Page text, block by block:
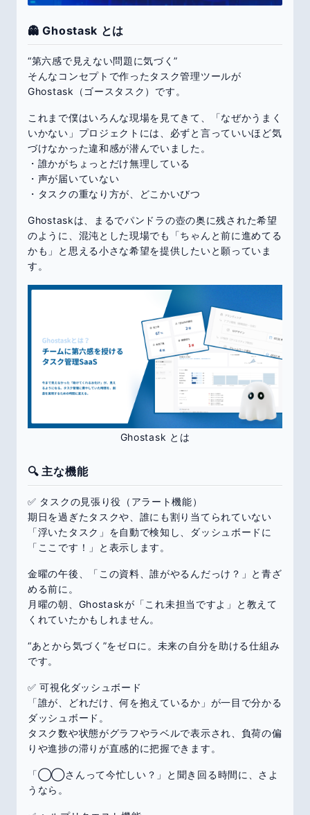
👻 Ghostask とは
“第六感で見えない問題に気づく”
そんなコンセプトで作ったタスク管理ツールが
Ghostask（ゴースタスク）です。
これまで僕はいろんな現場を見てきて、「なぜかうまく
いかない」プロジェクトには、必ずと言っていいほど気
づけなかった違和感が潜んでいました。
・誰かがちょっとだけ無理している
・声が届いていない
・タスクの重なり方が、どこかいびつ
Ghostaskは、まるでパンドラの壺の奥に残された希望
のように、混沌とした現場でも「ちゃんと前に進めてる
かも」と思える小さな希望を提供したいと願っていま
す。
Ghostask とは
🔍 主な機能
✅ タスクの見張り役（アラート機能）
期日を過ぎたタスクや、誰にも割り当てられていない
「浮いたタスク」を自動で検知し、ダッシュボードに
「ここです！」と表示します。
金曜の午後、「この資料、誰がやるんだっけ？」と青ざ
める前に。
月曜の朝、Ghostaskが「これ未担当ですよ」と教えて
くれていたかもしれません。
“あとから気づく”をゼロに。未来の自分を助ける仕組み
です。
✅ 可視化ダッシュボード
「誰が、どれだけ、何を抱えているか」が一目で分かる
ダッシュボード。
タスク数や状態がグラフやラベルで表示され、負荷の偏
りや進捗の滞りが直感的に把握できます。
「◯◯さんって今忙しい？」と聞き回る時間に、さよ
うなら。